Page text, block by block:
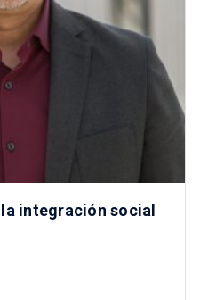
integración social